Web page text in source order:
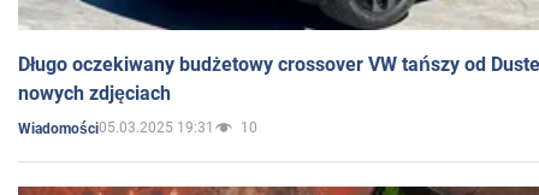
Długo oczekiwany budżetowy crossover VW tańszy od
nowych zdjęciach
Wiadomości05.03.2025 19:31 10